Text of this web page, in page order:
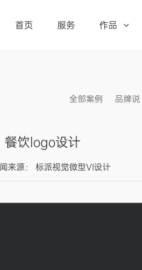
首页 服务 作品
全部案例 品牌说
餐饮logo设计
源： 标派视觉微型VI设计